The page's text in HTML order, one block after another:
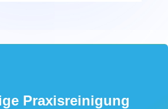
Praxisreinigung